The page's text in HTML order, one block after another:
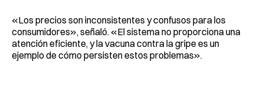
«Los precios son inconsistentes y confusos para los
consumidores», señaló. «El sistema no proporciona una
atención eficiente, y la vacuna contra la gripe es un
ejemplo de cómo persisten estos problemas».